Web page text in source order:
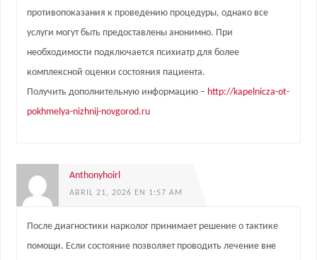
противопоказания к проведению процедуры, однако все
услуги могут быть предоставлены анонимно. При
необходимости подключается психиатр для более
комплексной оценки состояния пациента.
Получить дополнительную информацию – http://kapelnicza-ot-
pokhmelya-nizhnij-novgorod.ru
Anthonyhoirl
ABRIL 21, 2026 EN 1:57 AM
После диагностики нарколог принимает решение о тактике
помощи. Если состояние позволяет проводить лечение вне